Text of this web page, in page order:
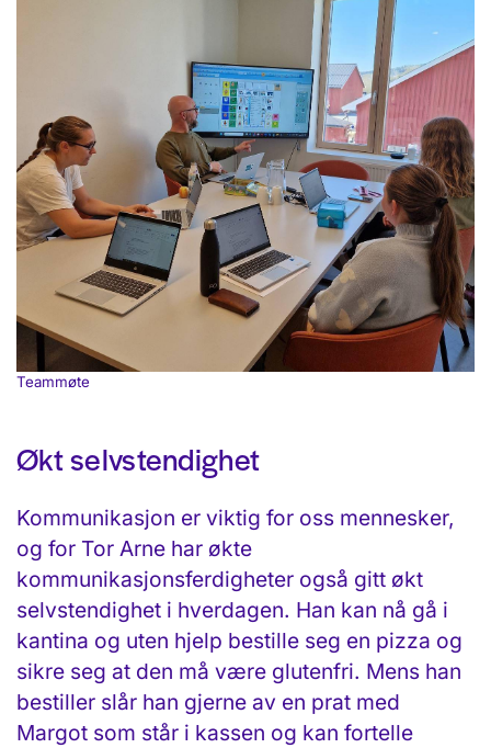
Teammøte
Økt selvstendighet
Kommunikasjon er viktig for oss mennesker,
og for Tor Arne har økte
kommunikasjonsferdigheter også gitt økt
selvstendighet i hverdagen. Han kan nå gå i
kantina og uten hjelp bestille seg en pizza og
sikre seg at den må være glutenfri. Mens han
bestiller slår han gjerne av en prat med
Margot som står i kassen og kan fortelle